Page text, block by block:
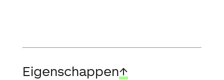
Eigenschappen↑